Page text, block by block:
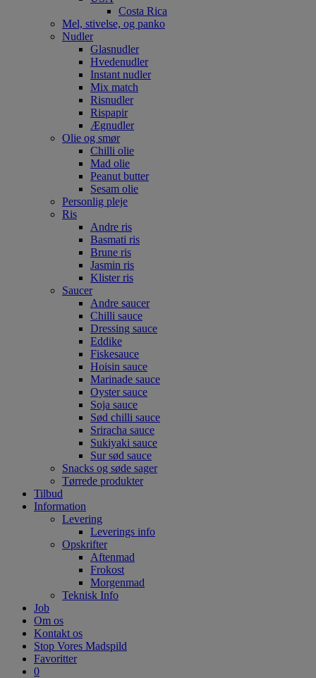
Costa Rica
Mel, stivelse, og panko
Nudler
Glasnudler
Hvedenudler
Instant nudler
Mix match
Risnudler
Rispapir
Ægnudler
Olie og smør
Chilli olie
Mad olie
Peanut butter
Sesam olie
Personlig pleje
Ris
Andre ris
Basmati ris
Brune ris
Jasmin ris
Klister ris
Saucer
Andre saucer
Chilli sauce
Dressing sauce
Eddike
Fiskesauce
Hoisin sauce
Marinade sauce
Oyster sauce
Soja sauce
Sød chilli sauce
Sriracha sauce
Sukiyaki sauce
Sur sød sauce
Snacks og søde sager
Tørrede produkter
Tilbud
Information
Levering
Leverings info
Opskrifter
Aftenmad
Frokost
Morgenmad
Teknisk Info
Job
Om os
Kontakt os
Stop Vores Madspild
Favoritter
0